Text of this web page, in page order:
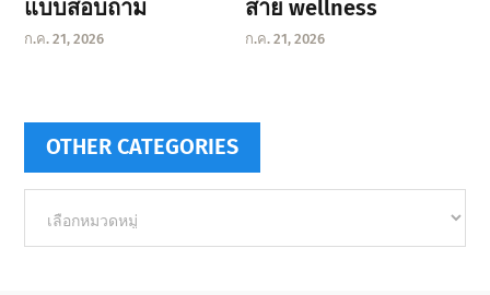
แบบสอบถาม
ก.ค. 21, 2026
สาย wellness
ก.ค. 21, 2026
OTHER CATEGORIES
categories